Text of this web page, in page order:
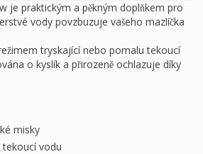
je praktickým a pěkným doplňkem pro
vody povzbuzuje vašeho mazlíčka
tryskající nebo pomalu tekoucí
o kyslík a přirozeně ochlazuje díky
misky
vodu